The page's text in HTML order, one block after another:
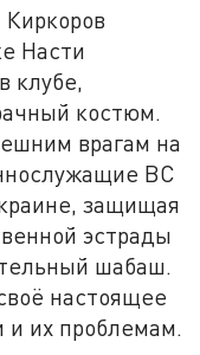
Насти
клубе,
костюм.
врагам на
ВС
защищая
эстрады
шабаш.
настоящее
их проблемам.